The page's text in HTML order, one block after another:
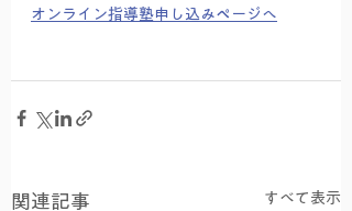
オンライン指導塾申し込みページへ
関連記事 すべて表示